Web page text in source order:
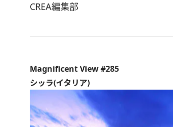
CREA編集部
Magnificent View #285
シッラ(イタリア)